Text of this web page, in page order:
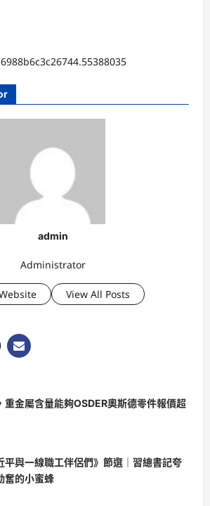
admin
Administrator
View All Posts
重金屬含量能夠OSDER奧斯德零件報價超
平與一線職工伴侶們》節選｜習總書記夸
奮的小蜜蜂